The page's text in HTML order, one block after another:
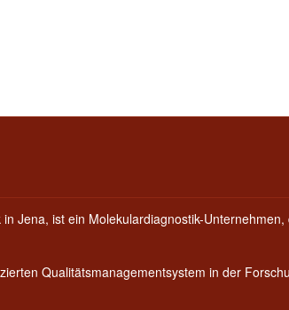
Jena, ist ein Molekulardiagnostik-
Qualitätsmanagementsystem in der